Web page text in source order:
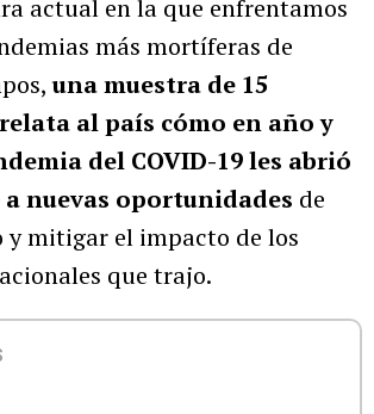
actual en la que enfrentamos
más mortíferas de
una muestra de 15
al país cómo en año y
del COVID-19 les abrió
nuevas oportunidades de
y mitigar el impacto de los
que trajo.